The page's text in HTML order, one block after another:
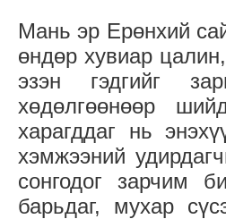
Мань эр Ерөнхий
өндөр хувиар
эзэн гэдгийг
хөдөлгөөнөөр
харагддаг нь
хэмжээний
сонгодог зарчим
барьдаг, мухар